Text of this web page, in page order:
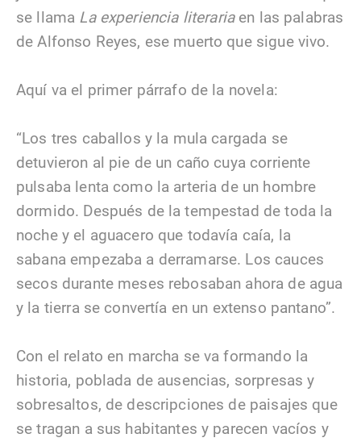
se llama La experiencia literariaen las palabras
de Alfonso Reyes, ese muerto que sigue vivo.
Aquí va el primer párrafo de la novela:
“Los tres caballos y la mula cargada se
detuvieron al pie de un caño cuya corriente
pulsaba lenta como la arteria de un hombre
dormido. Después de la tempestad de toda la
noche y el aguacero que todavía caía, la
sabana empezaba a derramarse. Los cauces
secos durante meses rebosaban ahora de agua
y la tierra se convertía en un extenso pantano”.
Con el relato en marcha se va formando la
historia, poblada de ausencias, sorpresas y
sobresaltos, de descripciones de paisajes que
se tragan a sus habitantes y parecen vacíos y